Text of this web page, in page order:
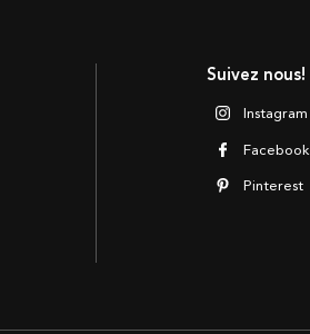
Suivez nous!
Instagram
Facebook
Pinterest